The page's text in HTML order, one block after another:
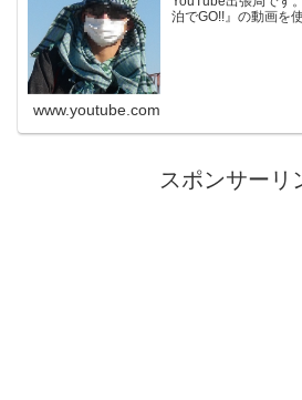
泊でGO!!』の動画を
www.youtube.com
スポンサーリ